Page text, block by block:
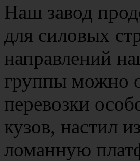
Наш завод
для силовых
направлений
группы можно
перевозки
кузов, настил
ломанную